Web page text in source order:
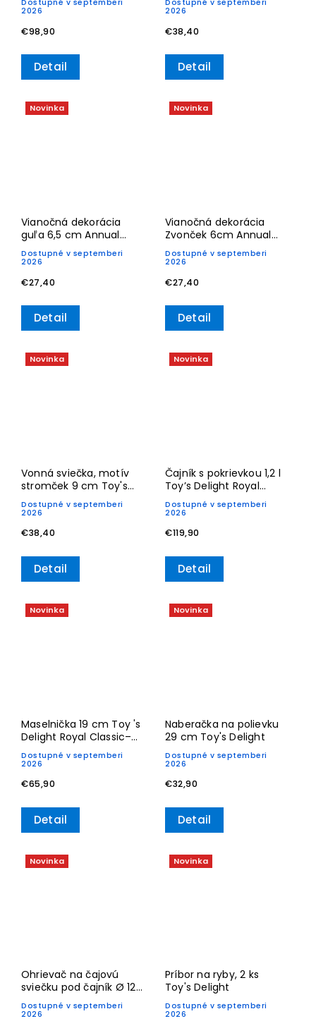
Dostupné v septemberi
2026
€98,90
Detail
Decoration – Villeroy &
Dostupné v septemberi
2026
€38,40
Detail
Novinka
Vianočná dekorácia
guľa 6,5 cm Annual
Christmas Edition 2026–
Villeroy & Boch
Dostupné v septemberi
2026
€27,40
Detail
Novinka
Vianočná dekorácia
Zvonček 6cm Annual
Christmas Edition 2026–
Villeroy & Boch
Dostupné v septemberi
2026
€27,40
Detail
Novinka
Vonná sviečka, motív
stromček 9 cm Toy's
Delight– Villeroy & Boch
Dostupné v septemberi
2026
€38,40
Detail
Novinka
Čajník s pokrievkou 1,2 l
Toy’s Delight Royal
Classic– Villeroy & Boch
Dostupné v septemberi
2026
€119,90
Detail
Novinka
Maselnička 19 cm Toy 's
Delight Royal Classic–
Villeroy & Boch
Dostupné v septemberi
2026
€65,90
Detail
Novinka
Naberačka na polievku
29 cm Toy's Delight
Dostupné v septemberi
2026
€32,90
Detail
Novinka
Ohrievač na čajovú
sviečku pod čajník Ø 12
cm, Toy 's Delight Royal
Classic– Villeroy & Boch
Dostupné v septemberi
2026
Novinka
Príbor na ryby, 2 ks
Toy's Delight
Dostupné v septemberi
2026